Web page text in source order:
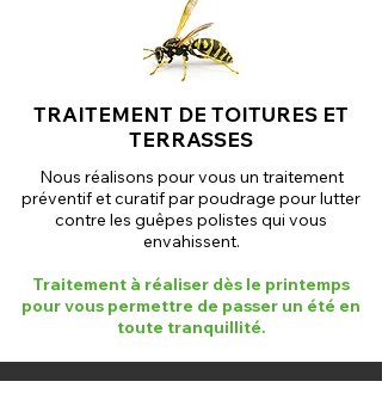
TRAITEMENT DE TOITURES ET
TERRASSES
Nous réalisons pour vous un traitement
préventif et curatif par poudrage pour lutter
contre les guêpes polistes qui vous
envahissent.
Traitement à réaliser dès le printemps
pour vous permettre de passer un été en
toute tranquillité.